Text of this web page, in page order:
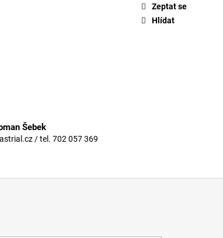
Zeptat se
Hlídat
Šebek
/ tel. 702 057 369